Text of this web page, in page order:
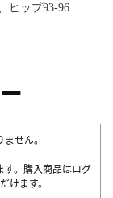
ヒップ93-96
せん。
す。購入商品はログ
けます。